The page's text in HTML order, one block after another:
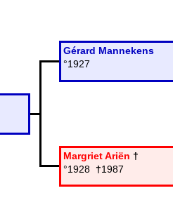
Gérard Mannekens
°1927
Margriet Ariën †
°1928 †1987